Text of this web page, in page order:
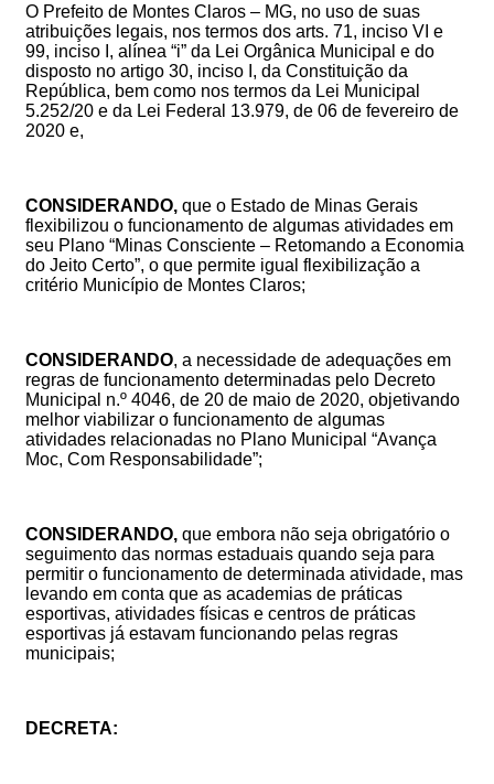
O Prefeito de Montes Claros – MG, no uso de suas
atribuições legais, nos termos dos arts. 71, inciso VI e
99, inciso I, alínea “i” da Lei Orgânica Municipal e do
disposto no artigo 30, inciso I, da Constituição da
República, bem como nos termos da Lei Municipal
5.252/20 e da Lei Federal 13.979, de 06 de fevereiro de
2020 e,
CONSIDERANDO, que o Estado de Minas Gerais
flexibilizou o funcionamento de algumas atividades em
seu Plano “Minas Consciente – Retomando a Economia
do Jeito Certo”, o que permite igual flexibilização a
critério Município de Montes Claros;
CONSIDERANDO, a necessidade de adequações em
regras de funcionamento determinadas pelo Decreto
Municipal n.º 4046, de 20 de maio de 2020, objetivando
melhor viabilizar o funcionamento de algumas
atividades relacionadas no Plano Municipal “Avança
Moc, Com Responsabilidade”;
CONSIDERANDO, que embora não seja obrigatório o
seguimento das normas estaduais quando seja para
permitir o funcionamento de determinada atividade, mas
levando em conta que as academias de práticas
esportivas, atividades físicas e centros de práticas
esportivas já estavam funcionando pelas regras
municipais;
DECRETA: